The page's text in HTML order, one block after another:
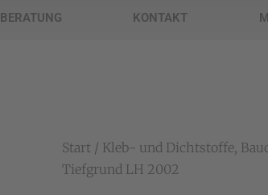
BERATUNG KONTAKT
Start / Kleb- und Dichtstoffe,
Tiefgrund LH 2002